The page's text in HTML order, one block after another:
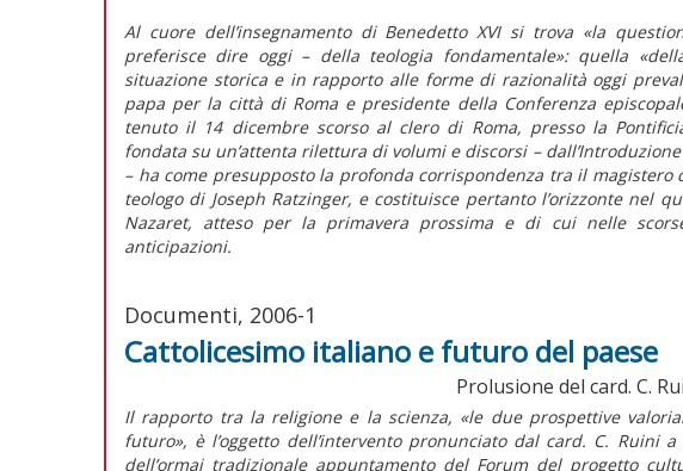
Al cuore dell’insegnamento di Benedetto XVI si trova «la
preferisce dire oggi – della teologia fondamentale»: quella
situazione storica e in rapporto alle forme di razionalità oggi
papa per la città di Roma e presidente della Conferenza
tenuto il 14 dicembre scorso al clero di Roma, presso la
fondata su un’attenta rilettura di volumi e discorsi –
– ha come presupposto la profonda corrispondenza tra il magistero
teologo di Joseph Ratzinger, e costituisce pertanto l’orizzonte nel
Nazaret, atteso per la primavera prossima e di cui nelle
anticipazioni.
Documenti, 2006-1
Cattolicesimo italiano e futuro del paese
Prolusione del card. C.
Il rapporto tra la religione e la scienza, «le due prospettive
futuro», è l’oggetto dell’intervento pronunciato dal card. C. Ruini
dell’ormai tradizionale appuntamento del Forum del progetto